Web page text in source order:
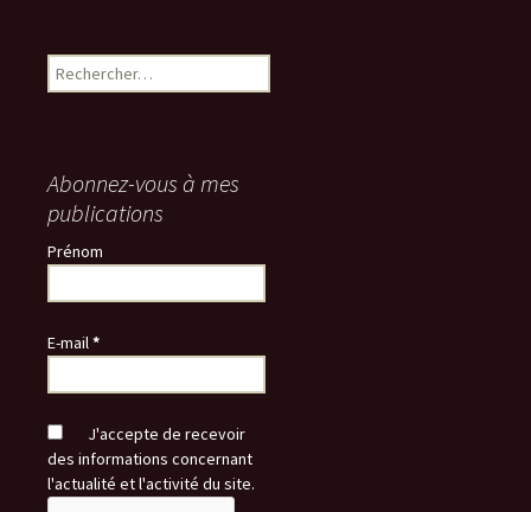
Rechercher :
Abonnez-vous à mes
publications
Prénom
E-mail*
J'accepte de recevoir
des informations concernant
l'actualité et l'activité du site.